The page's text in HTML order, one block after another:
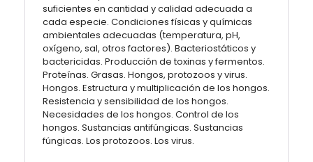
suficientes en cantidad y calidad adecuada a
cada especie. Condiciones físicas y químicas
ambientales adecuadas (temperatura, pH,
oxígeno, sal, otros factores). Bacteriostáticos y
bactericidas. Producción de toxinas y fermentos.
Proteínas. Grasas. Hongos, protozoos y virus.
Hongos. Estructura y multiplicación de los hongos.
Resistencia y sensibilidad de los hongos.
Necesidades de los hongos. Control de los
hongos. Sustancias antifúngicas. Sustancias
fúngicas. Los protozoos. Los virus.